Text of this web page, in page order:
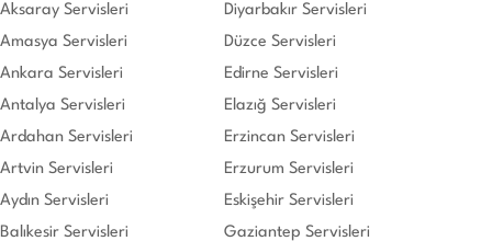
Aksaray Servisleri
Amasya Servisleri
Ankara Servisleri
Antalya Servisleri
Ardahan Servisleri
Artvin Servisleri
Aydın Servisleri
Balıkesir Servisleri
Diyarbakır Servisleri
Düzce Servisleri
Edirne Servisleri
Elazığ Servisleri
Erzincan Servisleri
Erzurum Servisleri
Eskişehir Servisleri
Gaziantep Servisleri